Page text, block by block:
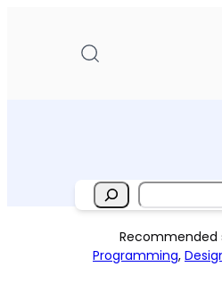
Recommended
Programming,